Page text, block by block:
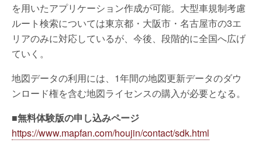
を用いたアプリケーション作成が可能。大型車規制考慮
ルート検索については東京都・大阪市・名古屋市の3エ
リアのみに対応しているが、今後、段階的に全国へ広げ
ていく。
地図データの利用には、1年間の地図更新データのダウ
ンロード権を含む地図ライセンスの購入が必要となる。
■無料体験版の申し込みページ
https://www.mapfan.com/houjin/contact/sdk.html